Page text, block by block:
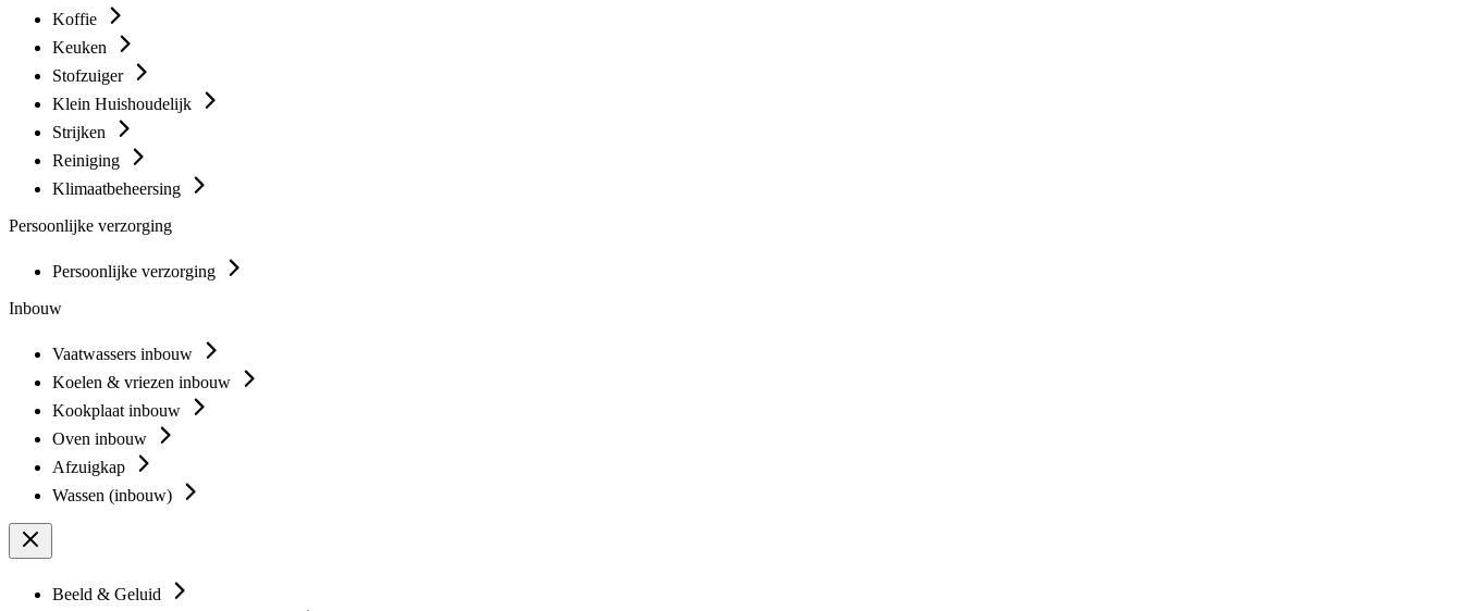
Koffie
Keuken
Stofzuiger
Klein Huishoudelijk
Strijken
Reiniging
Klimaatbeheersing
Persoonlijke verzorging
Persoonlijke verzorging
Inbouw
Vaatwassers inbouw
Koelen & vriezen inbouw
Kookplaat inbouw
Oven inbouw
Afzuigkap
Wassen (inbouw)
Beeld & Geluid